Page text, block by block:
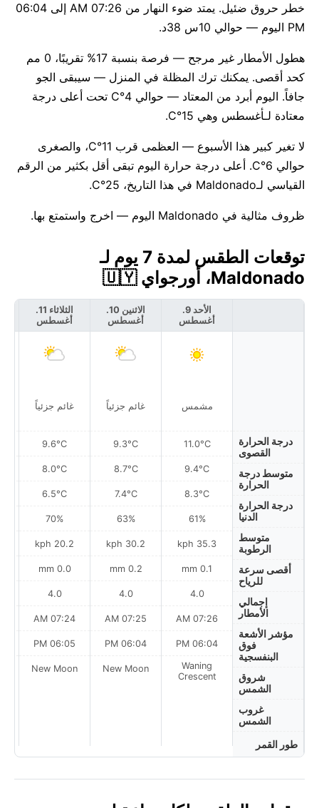
خطر حروق ضئيل. يمتد ضوء النهار من 07:26 AM إلى 06:04
PM اليوم — حوالي 10س 38د.
هطول الأمطار غير مرجح — فرصة بنسبة 17% تقريبًا، 0 مم
كحد أقصى. يمكنك ترك المظلة في المنزل — سيبقى الجو
جافاً. اليوم أبرد من المعتاد — حوالي 4°C تحت أعلى درجة
معتادة لـأغسطس وهي 15°C.
لا تغير كبير هذا الأسبوع — العظمى قرب 11°C، والصغرى
حوالي 6°C. أعلى درجة حرارة اليوم تبقى أقل بكثير من الرقم
القياسي لـMaldonado في هذا التاريخ، 25°C.
ظروف مثالية في Maldonado اليوم — اخرج واستمتع بها.
توقعات الطقس لمدة 7 يوم لـ
Maldonado، أورجواي 🇺🇾
درجة الحرارة
القصوى
متوسط درجة
الحرارة
درجة الحرارة
الدنيا
متوسط
الرطوبة
أقصى سرعة
للرياح
إجمالي
الأمطار
مؤشر الأشعة
فوق
البنفسجية
شروق
الشمس
غروب
الشمس
طور القمر
الأحد 9.
أغسطس
مشمس
11.0°C
9.4°C
8.3°C
61%
35.3 kph
0.1 mm
4.0
07:26 AM
06:04 PM
Waning
Crescent
الاثنين 10.
أغسطس
غائم جزئياً
9.3°C
8.7°C
7.4°C
63%
30.2 kph
0.2 mm
4.0
07:25 AM
06:04 PM
New Moon
الثلاثاء 11.
أغسطس
غائم جزئياً
9.6°C
8.0°C
6.5°C
70%
20.2 kph
0.0 mm
4.0
07:24 AM
06:05 PM
New Moon